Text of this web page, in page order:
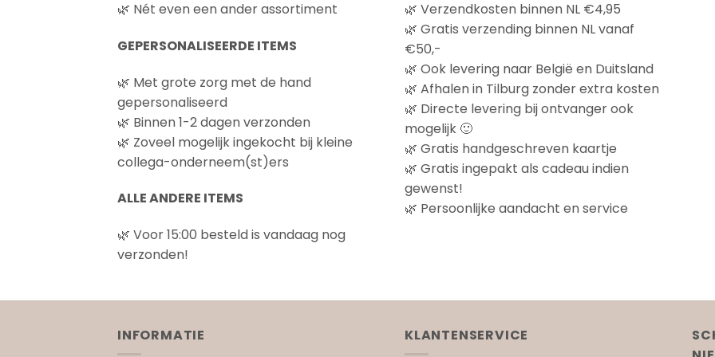
🌿 Nét even een ander assortiment
GEPERSONALISEERDE ITEMS
🌿 Met grote zorg met de hand
gepersonaliseerd
🌿 Binnen 1-2 dagen verzonden
🌿 Zoveel mogelijk ingekocht bij kleine
collega-onderneem(st)ers
ALLE ANDERE ITEMS
🌿 Voor 15:00 besteld is vandaag nog
verzonden!
🌿 Verzendkosten binnen NL €4,95
🌿 Gratis verzending binnen NL vanaf
€50,-
🌿 Ook levering naar België en Duitsland
🌿 Afhalen in Tilburg zonder extra kosten
🌿 Directe levering bij ontvanger ook
mogelijk 🙂
🌿 Gratis handgeschreven kaartje
🌿 Gratis ingepakt als cadeau indien
gewenst!
🌿 Persoonlijke aandacht en service
INFORMATIE KLANTENSERVICE